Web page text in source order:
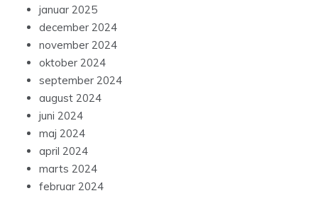
januar 2025
december 2024
november 2024
oktober 2024
september 2024
august 2024
juni 2024
maj 2024
april 2024
marts 2024
februar 2024